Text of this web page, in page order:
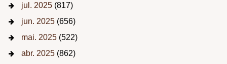
jul. 2025 (817)
jun. 2025 (656)
mai. 2025 (522)
abr. 2025 (862)